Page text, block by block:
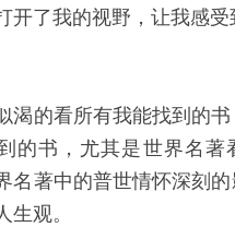
开了我的视野，让我感
渴的看所有我能找到的
的书，尤其是世界名著
名著中的普世情怀深刻
生观。